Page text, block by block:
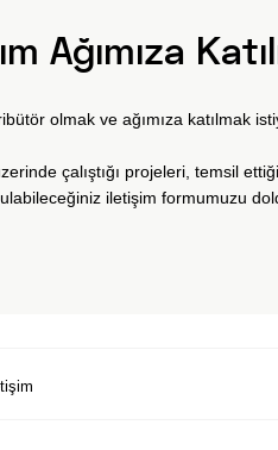
Ağımıza
olmak ve ağımıza katılmak
çalıştığı projeleri, temsil
iletişim formumuzu